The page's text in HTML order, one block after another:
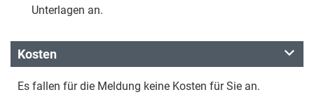
Unterlagen an.
Kosten
Es fallen für die Meldung keine Kosten für Sie an.